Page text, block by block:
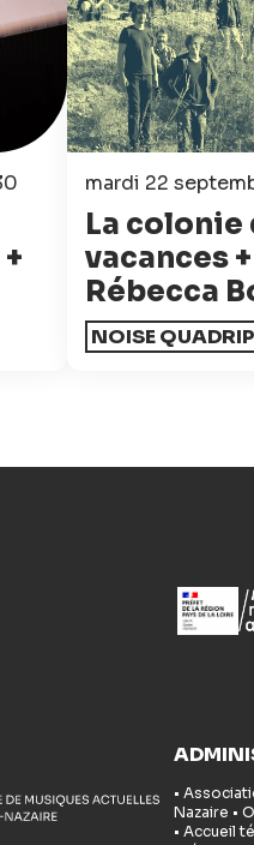
mardi 22
La colonie
vacances +
Rébecca
NOISE
•
Nazaire •
• Accueil